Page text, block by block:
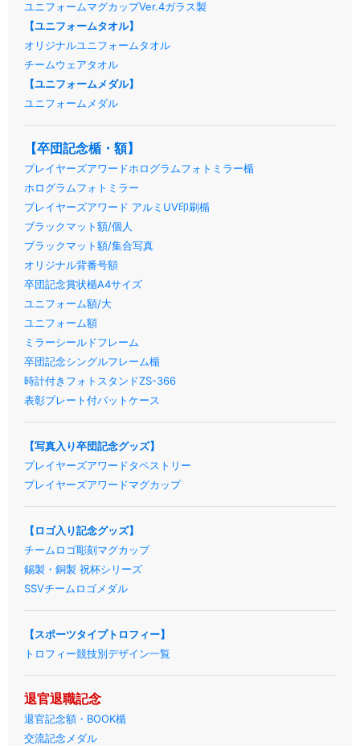
ユニフォームマグカップVer.4ガラス製
【ユニフォームタオル】
オリジナルユニフォームタオル
チームウェアタオル
【ユニフォームメダル】
ユニフォームメダル
【卒団記念楯・額】
プレイヤーズアワードホログラムフォトミラー楯
ホログラムフォトミラー
プレイヤーズアワード アルミUV印刷楯
ブラックマット額/個人
ブラックマット額/集合写真
オリジナル背番号額
卒団記念賞状楯A4サイズ
ユニフォーム額/大
ユニフォーム額
ミラーシールドフレーム
卒団記念シングルフレーム楯
時計付きフォトスタンドZS-366
表彰プレート付バットケース
【写真入り卒団記念グッズ】
プレイヤーズアワードタペストリー
プレイヤーズアワードマグカップ
【ロゴ入り記念グッズ】
チームロゴ彫刻マグカップ
錫製・銅製 祝杯シリーズ
SSVチームロゴメダル
【スポーツタイプトロフィー】
トロフィー競技別デザイン一覧
退官退職記念
退官記念額・BOOK楯
交流記念メダル